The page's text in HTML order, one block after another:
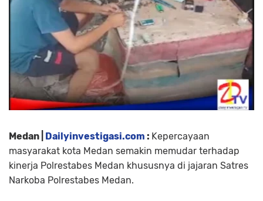
Medan | Dailyinvestigasi.com : Kepercayaan
masyarakat kota Medan semakin memudar terhadap
kinerja Polrestabes Medan khususnya di jajaran Satres
Narkoba Polrestabes Medan.